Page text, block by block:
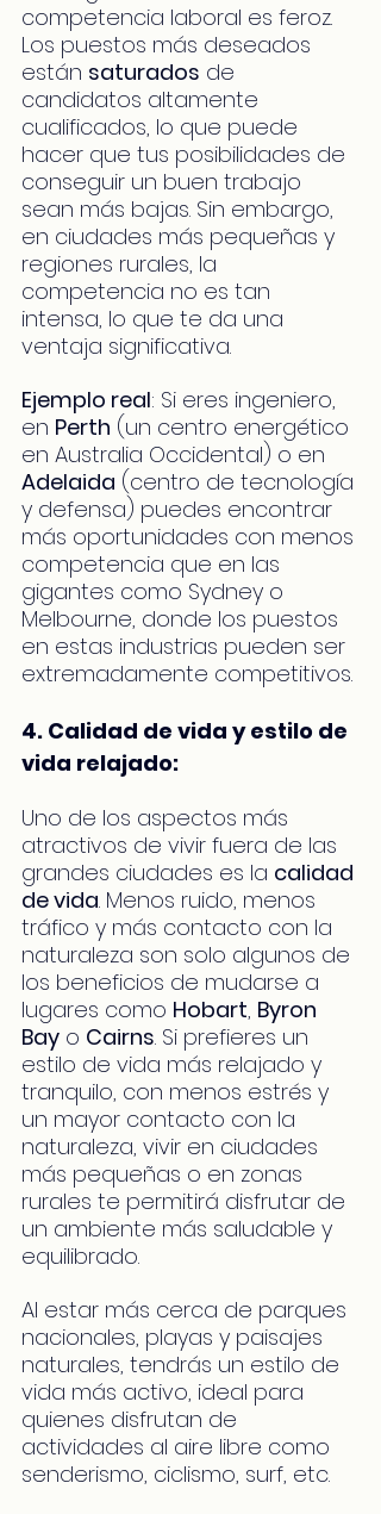
competencia laboral es feroz.
Los puestos más deseados
están saturados de
candidatos altamente
cualificados, lo que puede
hacer que tus posibilidades de
conseguir un buen trabajo
sean más bajas. Sin embargo,
en ciudades más pequeñas y
regiones rurales, la
competencia no es tan
intensa, lo que te da una
ventaja significativa.
Ejemplo real: Si eres ingeniero,
en Perth (un centro energético
en Australia Occidental) o en
Adelaida (centro de tecnología
y defensa) puedes encontrar
más oportunidades con menos
competencia que en las
gigantes como Sydney o
Melbourne, donde los puestos
en estas industrias pueden ser
extremadamente competitivos.
4. Calidad de vida y estilo de
vida relajado:
Uno de los aspectos más
atractivos de vivir fuera de las
grandes ciudades es la calidad
de vida. Menos ruido, menos
tráfico y más contacto con la
naturaleza son solo algunos de
los beneficios de mudarse a
lugares como Hobart, Byron
Bay o Cairns. Si prefieres un
estilo de vida más relajado y
tranquilo, con menos estrés y
un mayor contacto con la
naturaleza, vivir en ciudades
más pequeñas o en zonas
rurales te permitirá disfrutar de
un ambiente más saludable y
equilibrado.
Al estar más cerca de parques
nacionales, playas y paisajes
naturales, tendrás un estilo de
vida más activo, ideal para
quienes disfrutan de
actividades al aire libre como
senderismo, ciclismo, surf, etc.